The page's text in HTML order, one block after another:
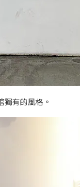
有的風格。